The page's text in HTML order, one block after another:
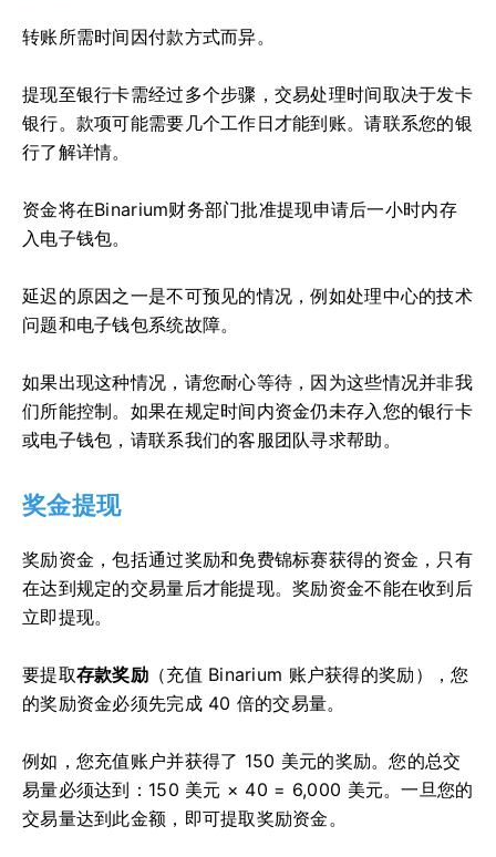
转账所需时间因付款方式而异。
提现至银行卡需经过多个步骤，交易处理时间取决于发卡
银行。款项可能需要几个工作日才能到账。请联系您的银
行了解详情。
资金将在Binarium财务部门批准提现申请后一小时内存
入电子钱包。
延迟的原因之一是不可预见的情况，例如处理中心的技术
问题和电子钱包系统故障。
如果出现这种情况，请您耐心等待，因为这些情况并非我
们所能控制。如果在规定时间内资金仍未存入您的银行卡
或电子钱包，请联系我们的客服团队寻求帮助。
奖金提现
奖励资金，包括通过奖励和免费锦标赛获得的资金，只有
在达到规定的交易量后才能提现。奖励资金不能在收到后
立即提现。
要提取存款奖励（充值 Binarium 账户获得的奖励），您
的奖励资金必须先完成 40 倍的交易量。
例如，您充值账户并获得了 150 美元的奖励。您的总交
易量必须达到：150 美元 × 40 = 6,000 美元。一旦您的
交易量达到此金额，即可提取奖励资金。